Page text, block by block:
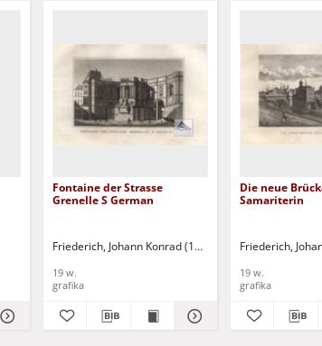
Fontaine der Strasse
Grenelle S German
Friederich, Johann Konrad (1789-1858)
19 w.
grafika
Die neue
Samariterin
Friederich,
19 w.
grafika